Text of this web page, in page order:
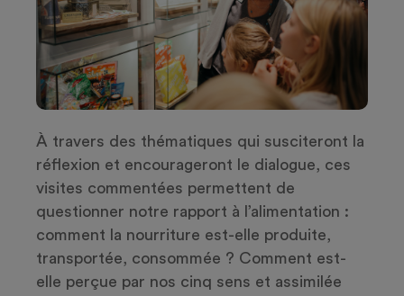
À travers des thématiques qui susciteront la
réflexion et encourageront le dialogue, ces
visites commentées permettent de
questionner notre rapport à l’alimentation :
comment la nourriture est-elle produite,
transportée, consommée ? Comment est-
elle perçue par nos cinq sens et assimilée